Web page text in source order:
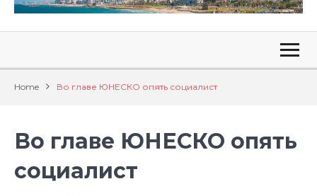
Home Во главе ЮНЕСКО опять социалист
Во главе ЮНЕСКО опять
социалист